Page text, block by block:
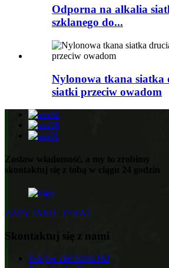
Odporna na alkalia
szklanego do...
Nylonowa tkana siatka
siatki przeciw owadom
Zostaw wiadomość, a my to zrobimy
skontaktuj się z tobą w ciągu 24 godzin
ZAPYTANIE TERAZ
Skontaktuj się z nami
Telefon:18631801163